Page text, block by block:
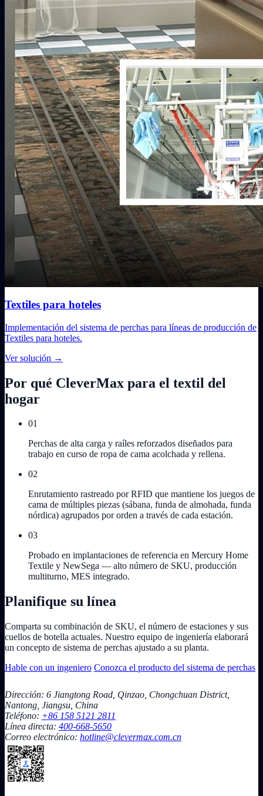
Textiles para hoteles
Implementación del sistema de perchas para líneas de producción de
Textiles para hoteles.
Ver solución →
Por qué CleverMax para el textil del
hogar
01
Perchas de alta carga y raíles reforzados diseñados para
trabajo en curso de ropa de cama acolchada y rellena.
02
Enrutamiento rastreado por RFID que mantiene los juegos de
cama de múltiples piezas (sábana, funda de almohada, funda
nórdica) agrupados por orden a través de cada estación.
03
Probado en implantaciones de referencia en Mercury Home
Textile y NewSega — alto número de SKU, producción
multiturno, MES integrado.
Planifique su línea
Comparta su combinación de SKU, el número de estaciones y sus
cuellos de botella actuales. Nuestro equipo de ingeniería elaborará
un concepto de sistema de perchas ajustado a su planta.
Hable con un ingeniero Conozca el producto del sistema de perchas
Dirección: 6 Jiangtong Road, Qinzao, Chongchuan District,
Nantong, Jiangsu, China
Teléfono: +86 158 5121 2811
Línea directa: 400-668-5650
Correo electrónico: hotline@clevermax.com.cn